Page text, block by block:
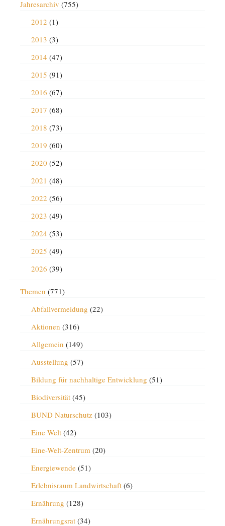
Jahresarchiv (755)
2012 (1)
2013 (3)
2014 (47)
2015 (91)
2016 (67)
2017 (68)
2018 (73)
2019 (60)
2020 (52)
2021 (48)
2022 (56)
2023 (49)
2024 (53)
2025 (49)
2026 (39)
Themen (771)
Abfallvermeidung (22)
Aktionen (316)
Allgemein (149)
Ausstellung (57)
Bildung für nachhaltige Entwicklung (51)
Biodiversität(45)
BUND Naturschutz(103)
Eine Welt(42)
Eine-Welt-Zentrum(20)
Energiewende(51)
Erlebnisraum Landwirtschaft(6)
Ernährung (128)
Ernährungsrat(34)